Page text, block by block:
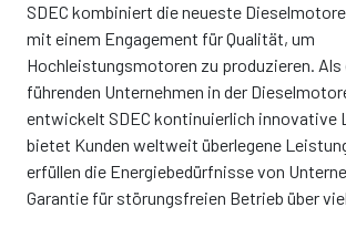
SDEC kombiniert die neueste
mit einem Engagement für Qualität, um
Hochleistungsmotoren zu produzieren. Als
führenden Unternehmen in der
entwickelt SDEC kontinuierlich innovative
bietet Kunden weltweit überlegene
erfüllen die Energiebedürfnisse von
Garantie für störungsfreien Betrieb über